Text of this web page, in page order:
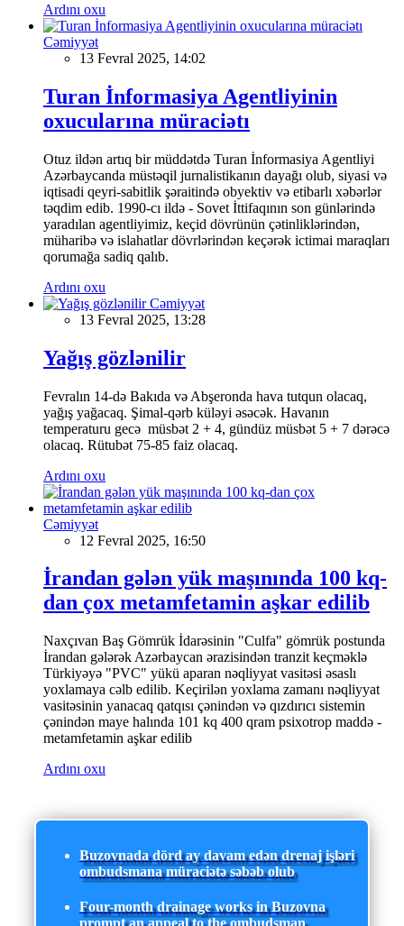
Ardını oxu
Cəmiyyət
13 Fevral 2025, 14:02
Turan İnformasiya Agentliyinin
oxucularına müraciətı
Otuz ildən artıq bir müddətdə Turan İnformasiya Agentliyi
Azərbaycanda müstəqil jurnalistikanın dayağı olub, siyasi və
iqtisadi qeyri-sabitlik şəraitində obyektiv və etibarlı xəbərlər
təqdim edib. 1990-cı ildə - Sovet İttifaqının son günlərində
yaradılan agentliyimiz, keçid dövrünün çətinliklərindən,
müharibə və islahatlar dövrlərindən keçərək ictimai maraqları
qorumağa sadiq qalıb.
Ardını oxu
Cəmiyyət
13 Fevral 2025, 13:28
Yağış gözlənilir
Fevralın 14-də Bakıda və Abşeronda hava tutqun olacaq,
yağış yağacaq. Şimal-qərb küləyi əsəcək. Havanın
temperaturu gecə müsbət 2 + 4, gündüz müsbət 5 + 7 dərəcə
olacaq. Rütubət 75-85 faiz olacaq.
Ardını oxu
Cəmiyyət
12 Fevral 2025, 16:50
İrandan gələn yük maşınında 100 kq-
dan çox metamfetamin aşkar edilib
Naxçıvan Baş Gömrük İdarəsinin "Culfa" gömrük postunda
İrandan gələrək Azərbaycan ərazisindən tranzit keçməklə
Türkiyəyə "PVC" yükü aparan nəqliyyat vasitəsi əsaslı
yoxlamaya cəlb edilib. Keçirilən yoxlama zamanı nəqliyyat
vasitəsinin yanacaq qatqısı çənindən və qızdırıcı sistemin
çənindən maye halında 101 kq 400 qram psixotrop maddə -
metamfetamin aşkar edilib
Ardını oxu
Buzovnada dörd ay davam edən drenaj işləri
ombudsmana müraciətə səbəb olub
Four-month drainage works in Buzovna
prompt an appeal to the ombudsman